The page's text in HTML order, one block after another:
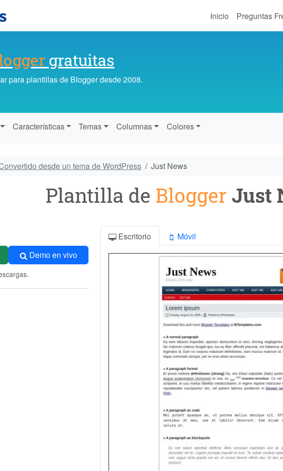
Inicio Preguntas
gratuitas
para plantillas de Blogger desde 2008.
Características Temas Columnas Colores
desde un tema de WordPress Just News
Plantilla de Blogger Just
Demo en vivo
Escritorio Móvil